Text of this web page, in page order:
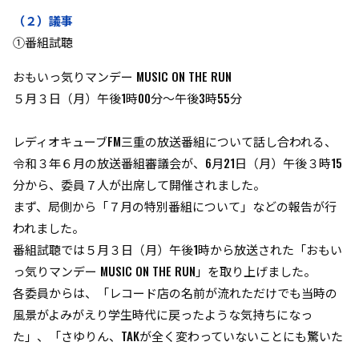
（２）議事
①番組試聴
おもいっ気りマンデー MUSIC ON THE RUN
５月３日（月）午後1時00分～午後3時55分
レディオキューブFM三重の放送番組について話し合われる、
令和３年６月の放送番組審議会が、6月21日（月）午後３時15
分から、委員７人が出席して開催されました。
まず、局側から「７月の特別番組について」などの報告が行
われました。
番組試聴では５月３日（月）午後1時から放送された「おもい
っ気りマンデー MUSIC ON THE RUN」を取り上げました。
各委員からは、「レコード店の名前が流れただけでも当時の
風景がよみがえり学生時代に戻ったような気持ちになっ
た」、「さゆりん、TAKが全く変わっていないことにも驚いた